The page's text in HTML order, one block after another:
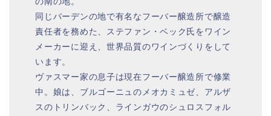
同じバーデンの地で有名なフーバー醸造所で醸造
責任者を務めた、ステファン・ベック氏をワイン
メーカーに迎え、世界品質のワインづくりをして
います。
ヴァスマー家の息子は現在フーバー醸造所で修業
中。娘は、ブルゴーニュのメオカミュゼ、アルザ
スのトリンバック、ラインガウのシュロスフォル